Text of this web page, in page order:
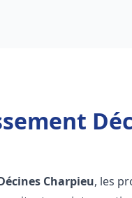
Charpieu, les